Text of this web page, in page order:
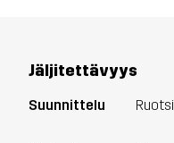
Jäljitettävyys
Suunnittelu Ruotsi